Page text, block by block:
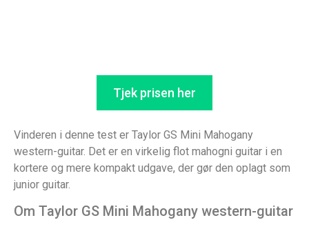
Tjek prisen her
Vinderen i denne test er Taylor GS Mini Mahogany
western-guitar. Det er en virkelig flot mahogni guitar i en
kortere og mere kompakt udgave, der gør den oplagt som
junior guitar.
Om Taylor GS Mini Mahogany western-guitar